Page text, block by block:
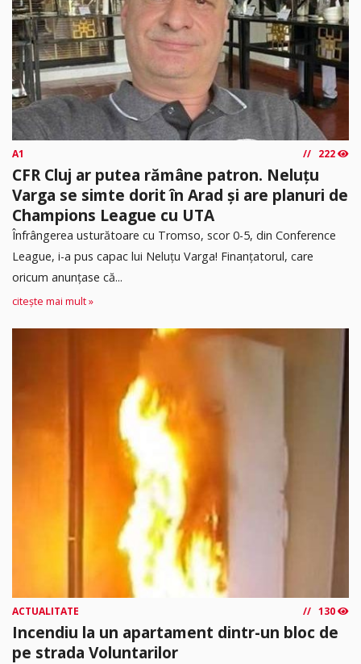
A1 222
CFR Cluj ar putea rămâne patron. Neluțu
Varga se simte dorit în Arad și are planuri de
Champions League cu UTA
Înfrângerea usturătoare cu Tromso, scor 0-5, din Conference
League, i-a pus capac lui Neluțu Varga! Finanțatorul, care
oricum anunțase că...
citește mai mult »
ACTUALITATE 130
Incendiu la un apartament dintr-un bloc de
pe strada Voluntarilor